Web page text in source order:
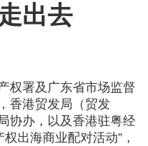
出去
权署及广东省市场监督
香港贸发局（贸发
协办，以及香港驻粤经
出海商业配对活动”，